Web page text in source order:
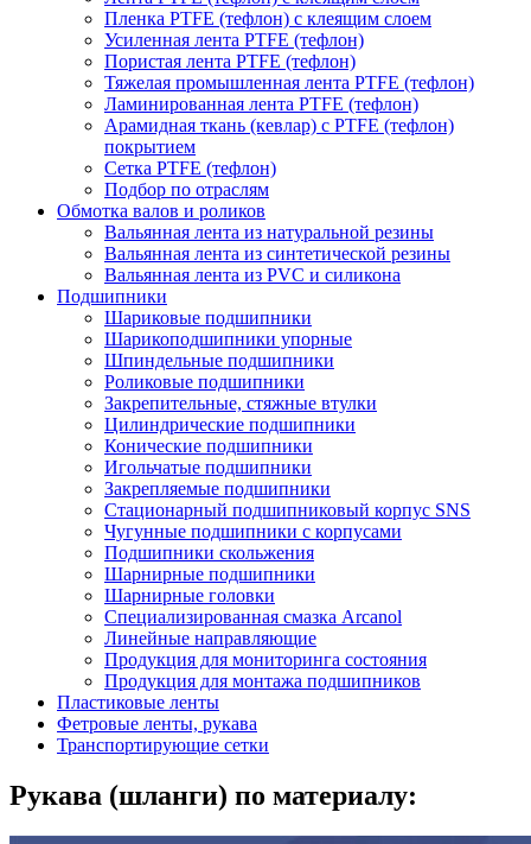
Пленка PTFE (тефлон) с клеящим слоем
Усиленная лента PTFE (тефлон)
Пористая лента PTFE (тефлон)
Тяжелая промышленная лента PTFE (тефлон)
Ламинированная лента PTFE (тефлон)
Арамидная ткань (кевлар) с PTFE (тефлон)
покрытием
Сетка PTFE (тефлон)
Подбор по отраслям
Обмотка валов и роликов
Вальянная лента из натуральной резины
Вальянная лента из синтетической резины
Вальянная лента из PVC и силикона
Подшипники
Шариковые подшипники
Шарикоподшипники упорные
Шпиндельные подшипники
Роликовые подшипники
Закрепительные, стяжные втулки
Цилиндрические подшипники
Конические подшипники
Игольчатые подшипники
Закрепляемые подшипники
Стационарный подшипниковый корпус SNS
Чугунные подшипники с корпусами
Подшипники скольжения
Шарнирные подшипники
Шарнирные головки
Специализированная смазка Arcanol
Линейные направляющие
Продукция для мониторинга состояния
Продукция для монтажа подшипников
Пластиковые ленты
Фетровые ленты, рукава
Транспортирующие сетки
Рукава (шланги) по материалу: